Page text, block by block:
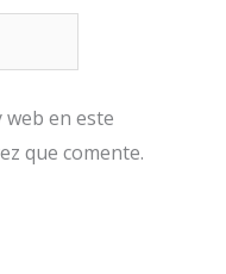
en este
que comente.